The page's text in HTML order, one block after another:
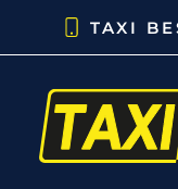
TAXI